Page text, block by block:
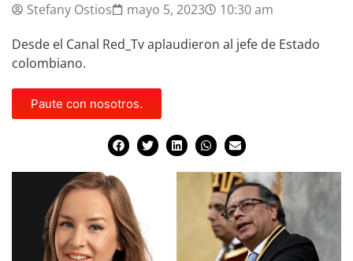
Stefany Ostios mayo 5, 2023
10:30 am
Desde el Canal Red_Tv aplaudieron al jefe de Estado
colombiano.
Paute con nosotros.